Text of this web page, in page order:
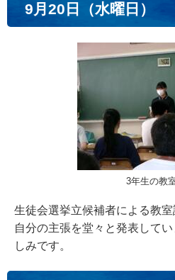
9月20日（水曜日）
3年生の教
生徒会選挙立候補者による教室
自分の主張を堂々と発表して
しみです。